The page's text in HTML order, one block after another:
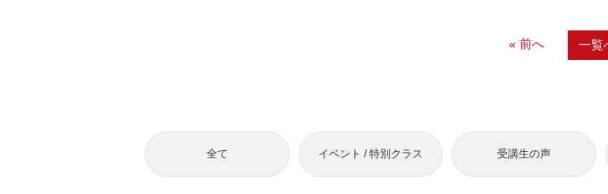
« 前へ 一覧
全て イベント / 特別クラス 受講生の声